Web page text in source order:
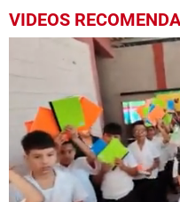
VIDEOS